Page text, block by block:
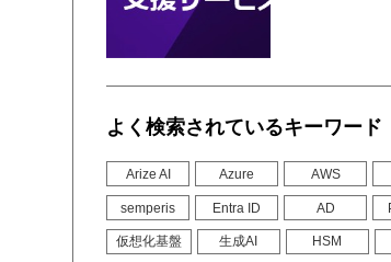
よく検索されているキーワード
Arize AI Azure AWS
semperis Entra ID AD
仮想化基盤 生成AI HSM